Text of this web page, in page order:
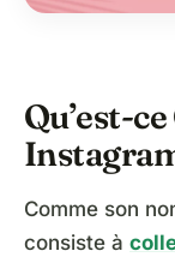
Qu’est-
Comme son
consiste à